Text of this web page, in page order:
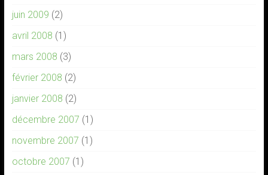
juin 2009 (2)
avril 2008 (1)
mars 2008 (3)
février 2008 (2)
janvier 2008 (2)
décembre 2007 (1)
novembre 2007 (1)
octobre 2007 (1)